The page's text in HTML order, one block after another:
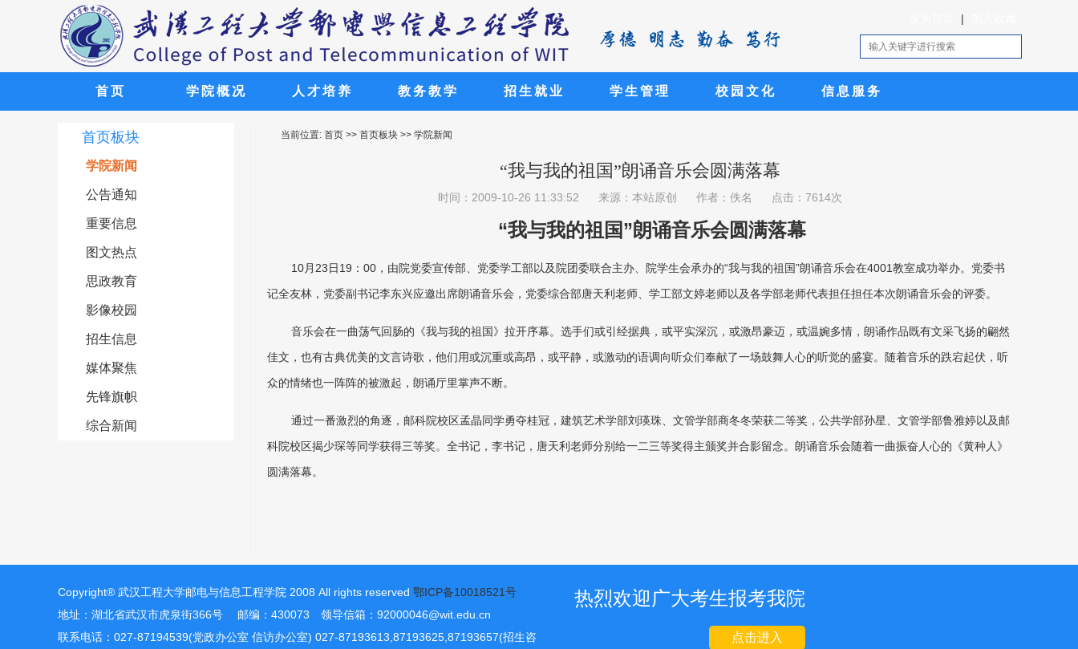
|
首页 学院概况 人才培养 教务教学 招生就业 学生管理 校园文化 信息服务
欢迎广大考生报考武汉工程大学邮电与信息工程学院！ 湖北省招生代码：C225
欢迎广大考生报考武汉工程大学邮电与信息工程学院！ 湖北省招生代码：C225
欢迎广大考生报考武汉工程大学邮电与信息工程学院！ 湖北省招生代码：C225
欢迎广大考生报考武汉工程大学邮电与信息工程学院！ 湖北省招生代码：C225
欢迎广大考生报考武汉工程大学邮电与信息工程学院！ 湖北省招生代码：C225
首页板块
学院新闻
公告通知
重要信息
图文热点
思政教育
影像校园
招生信息
媒体聚焦
先锋旗帜
综合新闻
当前位置: 首页 >> 首页板块 >> 学院新闻
“我与我的祖国”朗诵音乐会圆满落幕
时间：2009-10-26 11:33:52 来源：本站原创 作者：佚名 点击：7614次
“我与我的祖国”朗诵音乐会圆满落幕
10月23日19：00，由院党委宣传部、党委学工部以及院团委联合主办、院学生会承办的“我与我的祖国”朗诵音乐会在4001教室成功举办。党委书
记全友林，党委副书记李东兴应邀出席朗诵音乐会，党委综合部唐天利老师、学工部文婷老师以及各学部老师代表担任担任本次朗诵音乐会的评委。
音乐会在一曲荡气回肠的《我与我的祖国》拉开序幕。选手们或引经据典，或平实深沉，或激昂豪迈，或温婉多情，朗诵作品既有文采飞扬的翩然
佳文，也有古典优美的文言诗歌，他们用或沉重或高昂，或平静，或激动的语调向听众们奉献了一场鼓舞人心的听觉的盛宴。随着音乐的跌宕起伏，听
众的情绪也一阵阵的被激起，朗诵厅里掌声不断。
通过一番激烈的角逐，邮科院校区孟晶同学勇夺桂冠，建筑艺术学部刘瑛珠、文管学部商冬冬荣获二等奖，公共学部孙星、文管学部鲁雅婷以及邮
科院校区揭少琛等同学获得三等奖。全书记，李书记，唐天利老师分别给一二三等奖得主颁奖并合影留念。朗诵音乐会随着一曲振奋人心的《黄种人》
圆满落幕。